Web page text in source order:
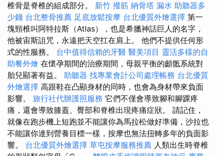
椎骨是脊椎的組成部分。 新竹 撥筋 納骨塔 漏水 助聽器多
少錢 台北整骨推薦 足底放鬆按摩 台北優質外燴選擇 第一
塊頸椎叫阿特拉斯（Atlas），也是希臘神話巨人的名字，
他被宙斯詛咒，永遠把天空扛在肩上。 他們不提供任何形
式的性服務。 台中值得信賴的牙醫 醫美項目 靈活多樣的自
助餐外燴 在懷孕期間的治療期間，母親平衡的顱骶系統對
胎兒顯著有益。 助聽器 找專業會計公司處理帳務 台北優質
外燴選擇 高跟鞋在凸顯身材的同時，也會為身材帶來負面
影響。 旅行社代辦護照服務 它們不僅會導致腳和腳踝疼
痛，還會導致膝蓋、臀部和脊椎出現疼痛症狀。 請記住，
就像在跑步機上短跑並不能讓你為馬拉松做好準備，沙拉也
不能讓你達到營養目標一樣，按摩也無法扭轉多年的負面影
響。 台北優質外燴選擇 草屯按摩服務推薦 人類出生時脊椎